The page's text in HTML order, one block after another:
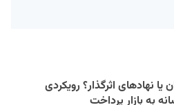
یا نهادهای اثرگذار؟ رویکردی
به بازار پرداخت